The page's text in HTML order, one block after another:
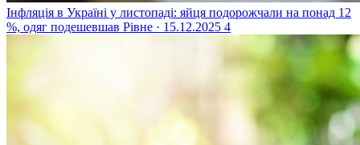
Інфляція в Україні у листопаді: яйця подорожчали на понад 12
%, одяг подешевшав Рівне · 15.12.2025 4